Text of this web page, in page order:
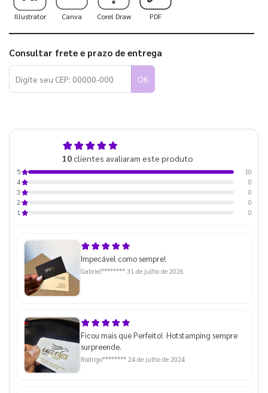
Illustrator Canva Corel Draw PDF
Consultar frete e prazo de entrega
OK
10clientes avaliaram este produto
5
10
4
0
3
0
2
0
1
0
Impecável como sempre!
Gabriel******** 31 de julho de 2026
Ficou mais que Perfeito! Hotstamping sempre
surpreende.
Rodrigo******** 24 de julho de 2024